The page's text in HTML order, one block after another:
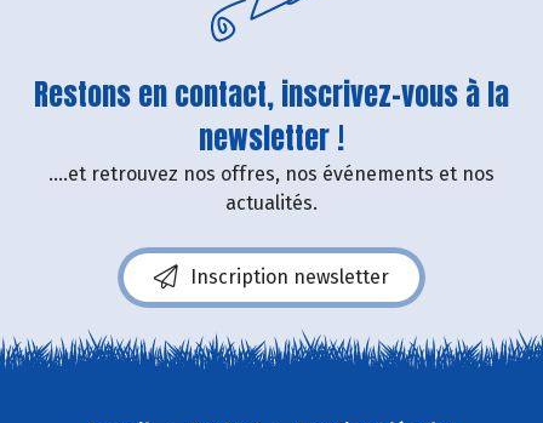
Restons en contact, inscrivez-vous à la
newsletter !
....et retrouvez nos offres, nos événements et nos
actualités.
Inscription newsletter